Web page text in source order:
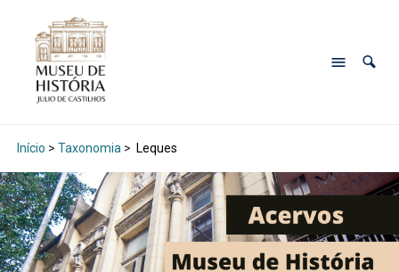
Início > Taxonomia > Leques